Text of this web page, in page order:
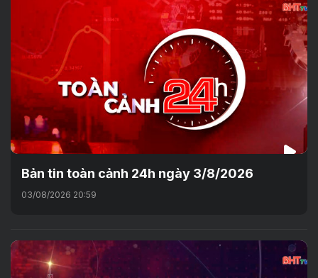
Bản tin toàn cảnh 24h ngày 3/8/2026
03/08/2026 20:59